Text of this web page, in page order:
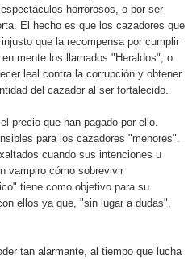
horrorosos, o por ser
El hecho es que los cazadores que
que la recompensa por cumplir
mente los llamados "Heraldos", o
leal contra la corrupción y obtener
del cazador al ser fortalecido.
precio que han pagado por ello.
para los cazadores "menores".
cuando sus intenciones u
vampiro cómo sobrevivir
tiene como objetivo para su
ellos ya que, "sin lugar a dudas",
tan alarmante, al tiempo que lucha